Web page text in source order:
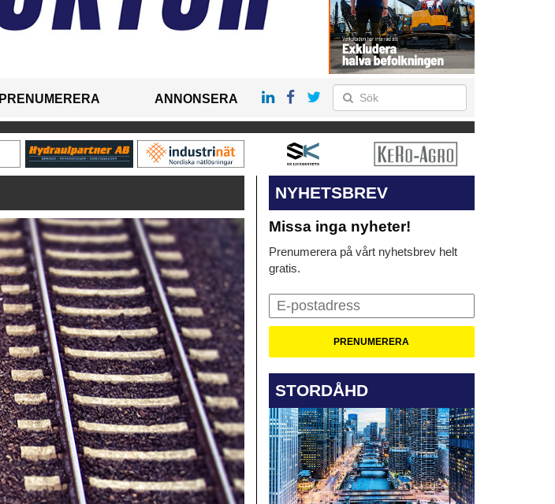
PRENUMERERA ANNONSERA
NYHETSBREV
Missa inga nyheter!
Prenumerera på vårt nyhetsbrev helt
gratis.
STORDÅHD